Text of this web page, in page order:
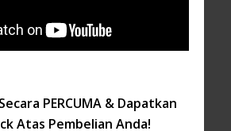
PERCUMA & Dapatkan
Atas Pembelian Anda!